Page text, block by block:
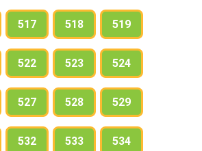
517 518 519
522 523 524
527 528 529
532 533 534